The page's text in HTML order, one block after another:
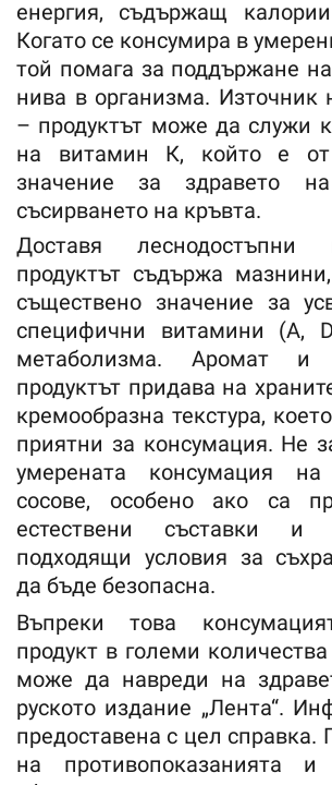
енергия, съдържащ
Когато се консумира в
той помага за поддържане
нива в организма.
– продуктът може да служи
на витамин К, който е от
значение за здравето
съсирването на кръвта.
Доставя
продуктът съдържа
съществено значение за
специфични витамини (A,
метаболизма. Аромат и
продуктът придава на
кремообразна текстура,
приятни за консумация. Не
умерената консумация на
сосове, особено ако са
естествени съставки и
подходящи условия за
да бъде безопасна.
Въпреки това
продукт в големи
може да навреди на
руското издание „Лента“.
предоставена с цел справка.
на противопоказанията и